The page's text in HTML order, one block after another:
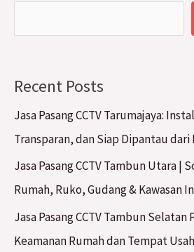
Recent Posts
Jasa Pasang CCTV Tarumajaya:
Transparan, dan Siap Dipantau dari
Jasa Pasang CCTV Tambun Utara |
Rumah, Ruko, Gudang & Kawasan
Jasa Pasang CCTV Tambun
Keamanan Rumah dan Tempat